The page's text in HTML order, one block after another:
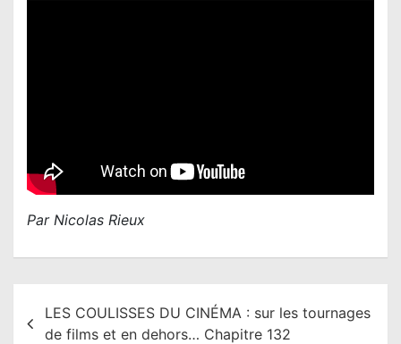
Par Nicolas Rieux
LES COULISSES DU CINÉMA : sur les tournages
de films et en dehors… Chapitre 132